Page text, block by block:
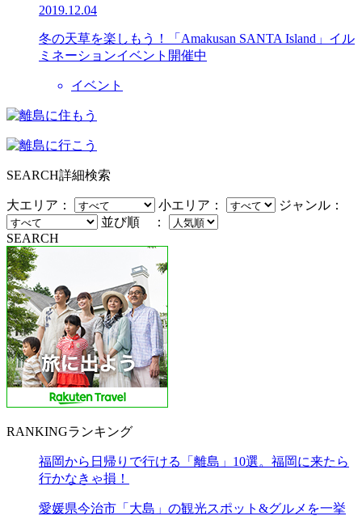
2019.12.04
冬の天草を楽しもう！「Amakusan SANTA Island」イル
ミネーションイベント開催中
イベント
SEARCH詳細検索
大エリア： 小エリア：
ジャンル：
並び順 ：
SEARCH
RANKINGランキング
福岡から日帰りで行ける「離島」10選。福岡に来たら
行かなきゃ損！
愛媛県今治市「大島」の観光スポット&グルメを一挙